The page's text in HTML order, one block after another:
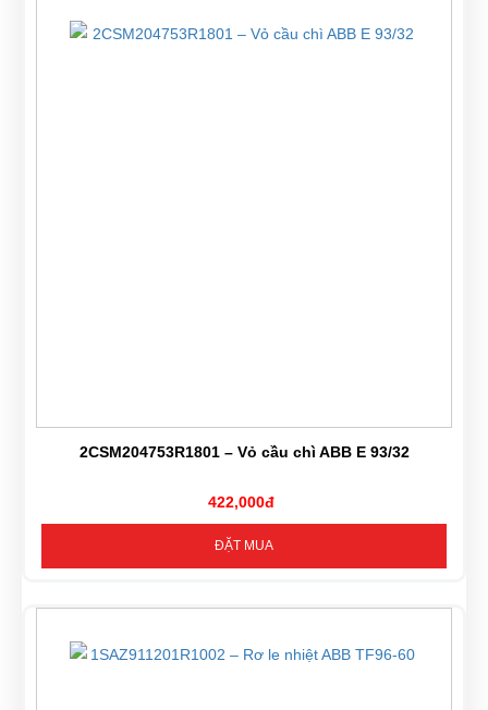
2CSM204753R1801 – Vỏ cầu chì ABB E 93/32
422,000đ
ĐẶT MUA